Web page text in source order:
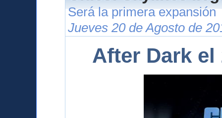
Será la primera expansión
Jueves 20 de Agosto de
After Dark el